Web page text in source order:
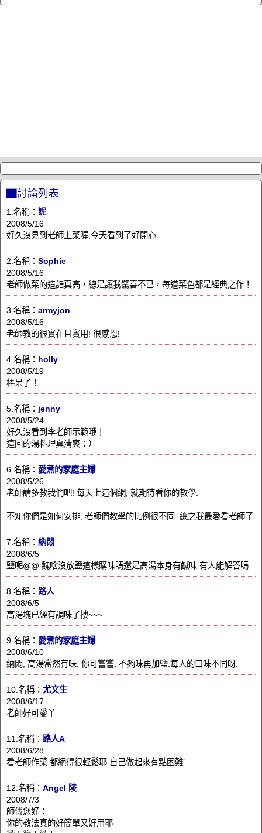
▇討論列表
1.名稱： 妮
2008/5/16
好久沒見到老師上菜喔,今天看到了好開心
2.名稱： Sophie
2008/5/16
老師做菜的造詣真高，總是讓我驚喜不已，每道菜色都是經典之作！
3.名稱： armyjon
2008/5/16
老師教的很實在且實用! 很感恩!
4.名稱： holly
2008/5/19
棒呆了！
5.名稱： jenny
2008/5/24
好久沒看到李老師示範哦！
這回的湯料理真清爽：）
6.名稱： 愛煮的家庭主婦
2008/5/26
老師請多教我們吧! 每天上這個網, 就期待看你的教學.
不知你們是如何安排, 老師們教學的比例很不同. 總之我最愛看老師了.
7.名稱： 納悶
2008/6/5
鹽呢@@ 魏啥沒放鹽這樣購味嗎還是高湯本身有鹹味.有人能解答嗎
8.名稱： 路人
2008/6/5
高湯塊已經有調味了摟~~~
9.名稱： 愛煮的家庭主婦
2008/6/10
納悶, 高湯當然有味. 你可嘗嘗, 不夠味再加鹽.每人的口味不同呀.
10.名稱： 尤文生
2008/6/17
老師好可愛丫
11.名稱： 路人A
2008/6/28
看老師作菜 都絕得很輕鬆耶 自己做起來有點困難’
12.名稱： Angel 陵
2008/7/3
師傅您好：
你的教法真的好簡單又好用耶